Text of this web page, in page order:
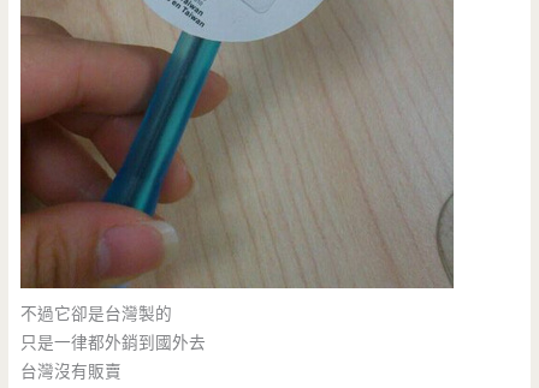
不過它卻是台灣製的
只是一律都外銷到國外去
台灣沒有販賣